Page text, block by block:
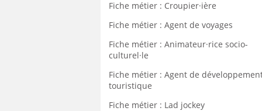
Fiche métier : Croupier·ière
Fiche métier : Agent de voyages
Fiche métier : Animateur·rice socio-
culturel·le
Fiche métier : Agent de
touristique
Fiche métier : Lad jockey